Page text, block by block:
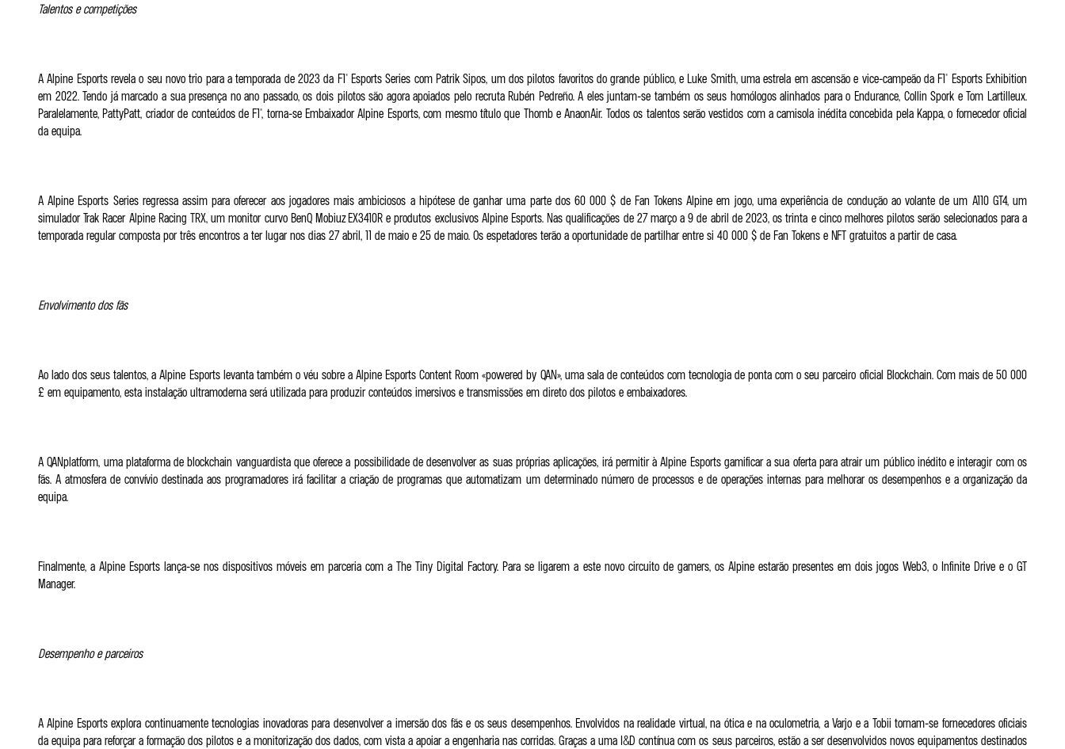
Talentos e competições
A Alpine Esports revela o seu novo trio para a temporada de 2023 da F1® Esports Series com Patrik Sipos, um dos pilotos favoritos do grande público, e Luke Smith, uma estrela em ascensão e vice-campeão da F1® Esports Exhibition
em 2022. Tendo já marcado a sua presença no ano passado, os dois pilotos são agora apoiados pelo recruta Rubén Pedreño. A eles juntam-se também os seus homólogos alinhados para o Endurance, Collin Spork e Tom Lartilleux.
Paralelamente, PattyPatt, criador de conteúdos de F1®, torna-se Embaixador Alpine Esports, com mesmo título que Thomb e AnaonAir. Todos os talentos serão vestidos com a camisola inédita concebida pela Kappa, o fornecedor oficial
da equipa.
A Alpine Esports Series regressa assim para oferecer aos jogadores mais ambiciosos a hipótese de ganhar uma parte dos 60 000 $ de Fan Tokens Alpine em jogo, uma experiência de condução ao volante de um A110 GT4, um
simulador Trak Racer Alpine Racing TRX, um monitor curvo BenQ Mobiuz EX3410R e produtos exclusivos Alpine Esports. Nas qualificações de 27 março a 9 de abril de 2023, os trinta e cinco melhores pilotos serão selecionados para a
temporada regular composta por três encontros a ter lugar nos dias 27 abril, 11 de maio e 25 de maio. Os espetadores terão a oportunidade de partilhar entre si 40 000 $ de Fan Tokens e NFT gratuitos a partir de casa.
Envolvimento dos fãs
Ao lado dos seus talentos, a Alpine Esports levanta também o véu sobre a Alpine Esports Content Room «powered by QAN», uma sala de conteúdos com tecnologia de ponta com o seu parceiro oficial Blockchain. Com mais de 50 000
£ em equipamento, esta instalação ultramoderna será utilizada para produzir conteúdos imersivos e transmissões em direto dos pilotos e embaixadores.
A QANplatform, uma plataforma de blockchain vanguardista que oferece a possibilidade de desenvolver as suas próprias aplicações, irá permitir à Alpine Esports gamificar a sua oferta para atrair um público inédito e interagir com os
fãs. A atmosfera de convívio destinada aos programadores irá facilitar a criação de programas que automatizam um determinado número de processos e de operações internas para melhorar os desempenhos e a organização da
equipa.
Finalmente, a Alpine Esports lança-se nos dispositivos móveis em parceria com a The Tiny Digital Factory. Para se ligarem a este novo circuito de gamers, os Alpine estarão presentes em dois jogos Web3, o Infinite Drive e o GT
Manager.
Desempenho e parceiros
A Alpine Esports explora continuamente tecnologias inovadoras para desenvolver a imersão dos fãs e os seus desempenhos. Envolvidos na realidade virtual, na ótica e na oculometria, a Varjo e a Tobii tornam-se fornecedores oficiais
da equipa para reforçar a formação dos pilotos e a monitorização dos dados, com vista a apoiar a engenharia nas corridas. Graças a uma I&D contínua com os seus parceiros, estão a ser desenvolvidos novos equipamentos destinados